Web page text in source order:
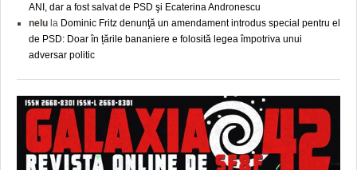
ANI, dar a fost salvat de PSD şi Ecaterina Andronescu
nelu la Dominic Fritz denunţă un amendament introdus special pentru el
de PSD: Doar în țările bananiere e folosită legea împotriva unui
adversar politic